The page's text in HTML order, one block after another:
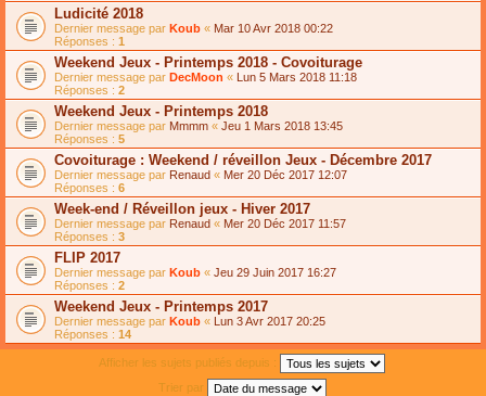
Ludicité 2018
Dernier message par Koub « Mar 10 Avr 2018 00:22
Réponses : 1
Weekend Jeux - Printemps 2018 - Covoiturage
Dernier message par DecMoon « Lun 5 Mars 2018 11:18
Réponses : 2
Weekend Jeux - Printemps 2018
Dernier message par Mmmm « Jeu 1 Mars 2018 13:45
Réponses : 5
Covoiturage : Weekend / réveillon Jeux - Décembre 2017
Dernier message par Renaud « Mer 20 Déc 2017 12:07
Réponses : 6
Week-end / Réveillon jeux - Hiver 2017
Dernier message par Renaud « Mer 20 Déc 2017 11:57
Réponses : 3
FLIP 2017
Dernier message par Koub « Jeu 29 Juin 2017 16:27
Réponses : 2
Weekend Jeux - Printemps 2017
Dernier message par Koub « Lun 3 Avr 2017 20:25
Réponses : 14
Afficher les sujets publiés depuis :
Trier par